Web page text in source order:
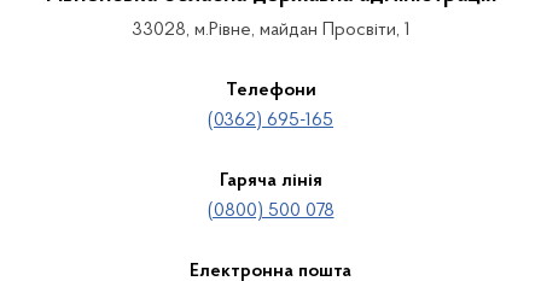
33028, м.Рівне, майдан Просвіти, 1
Телефони
(0362) 695-165
Гаряча лінія
(0800) 500 078
Електронна пошта